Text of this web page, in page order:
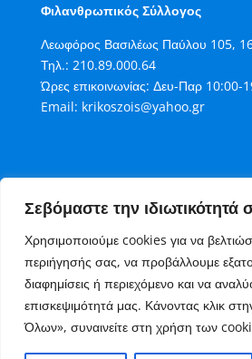
Σεβόμαστε την ιδιωτικότητά
Χρησιμοποιούμε cookies για να
περιήγησής σας, να προβάλλουμε
διαφημίσεις ή περιεχόμενο και να
επισκεψιμότητά μας. Κάνοντας κλικ
Όλων», συναινείτε στη χρήση των
Φιλανθρωπικός Σύλλογος
Λεωφόρος Βασιλέως Παύλου 105,
Τηλ.: 210.89.000.64
Ώρες επικοινωνίας: Δευ-Παρ 10:00-
Email: krikoszois@yahoo.gr
Όροι Χρήσης
Πολιτική Απορρήτου
Τρόποι Συνεισφοράς στον
Επικοινωνία